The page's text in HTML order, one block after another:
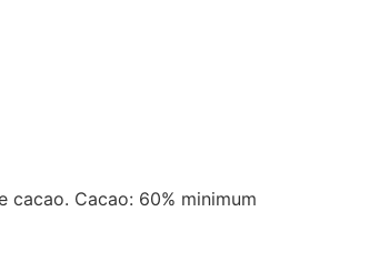
cacao. Cacao: 60% minimum